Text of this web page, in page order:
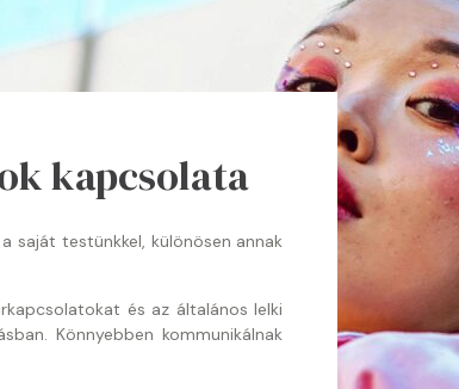
kapcsolata
saját testünkkel, különösen annak
és az általános lelki
Könnyebben kommunikálnak